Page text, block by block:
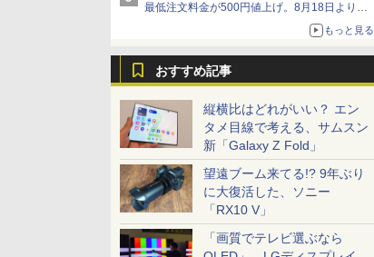
最低注文料金が500円値上げ。8月18日より
もっと見る
おすすめ記事
縦横比はどれがいい？ エン
タメ目線で考える、サムスン
新「Galaxy Z Fold」
望遠ブーム来てる!? 9年ぶり
に大復活した、ソニー
「RX10 V」
「画質でテレビ選ぶなら